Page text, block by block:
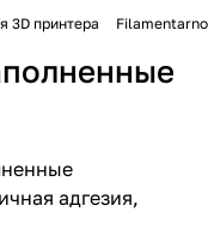
3D принтера Filamentarno
адгезия,